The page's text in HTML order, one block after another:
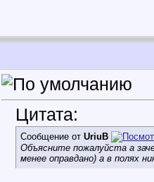
Цитата:
Сообщение от UriuB
Объясните пожалуйста а
менее оправдано) а в полях